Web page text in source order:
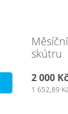
skútru
2 000 Kč
1 652,89 Kč